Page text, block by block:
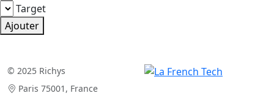
Target
Ajouter
© 2025 Richys
Paris 75001, France